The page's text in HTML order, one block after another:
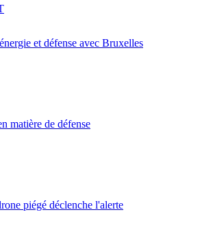
et défense avec Bruxelles
matière de défense
piégé déclenche l'alerte